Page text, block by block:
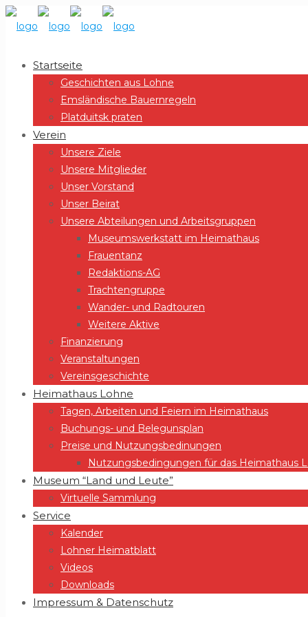
Startseite
Geschichten aus Lohne
Emsländische Bauernregeln
Platduitsk praten
Verein
Unsere Ziele
Unsere Mitglieder
Unser Vorstand
Unser Beirat
Unsere Abteilungen und Arbeitsgruppen
Museumswerkstatt im Heimathaus
Frauentanz
Redaktions-AG
Trachtengruppe
Wander- und Radtouren
Weitere Aktive
Finanzierung
Veranstaltungen
Vereinsgeschichte
Heimathaus Lohne
Tagen, Arbeiten und Feiern im Heimathaus
Buchungs- und Belegunsplan
Preise und Nutzungsbedinungen
Nutzungsbedingungen für das Heimathaus
Museum “Land und Leute”
Virtuelle Sammlung
Service
Kalender
Lohner Heimatblatt
Videos
Downloads
Impressum & Datenschutz